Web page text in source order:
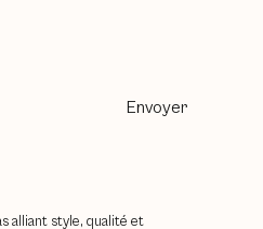
Envoyer
alliant style, qualité et